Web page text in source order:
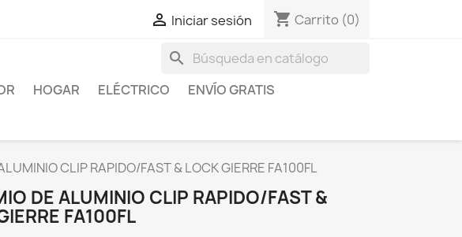
 Iniciar sesión shopping_cart Carrito (0)
search
HOGAR ELÉCTRICO
ENVÍO GRATIS
CLIP RAPIDO/FAST & LOCK GIERRE FA100FL
DE ALUMINIO CLIP RAPIDO/FAST &
FA100FL